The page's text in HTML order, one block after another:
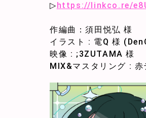
▷https://linkco.re/
作編曲：須田悦弘 様
イラスト : 電Q 様
映像 : ;3ZUTAMA 様
MIX&マスタリング : 赤